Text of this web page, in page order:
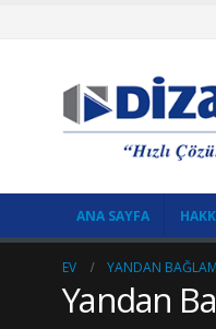
ANA SAYFA
EV YANDAN
Yandan